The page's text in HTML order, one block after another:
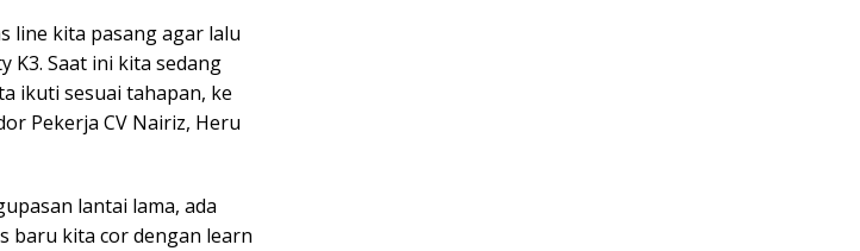
line kita pasang agar lalu
K3. Saat ini kita sedang
ikuti sesuai tahapan, ke
Pekerja CV Nairiz, Heru
lantai lama, ada
baru kita cor dengan learn